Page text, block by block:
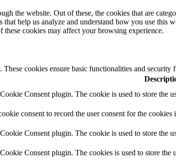
the website. Out of these, the cookies that are
help us analyze and understand how you use
cookies may affect your browsing experience.
cookies ensure basic functionalities and security
Consent plugin. The cookie is used to store the
consent to record the user consent for the
Consent plugin. The cookie is used to store the
Consent plugin. The cookies is used to store the